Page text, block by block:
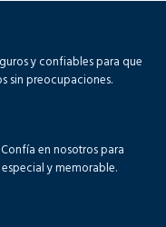
y confiables para que
sin preocupaciones.
en nosotros para
y memorable.